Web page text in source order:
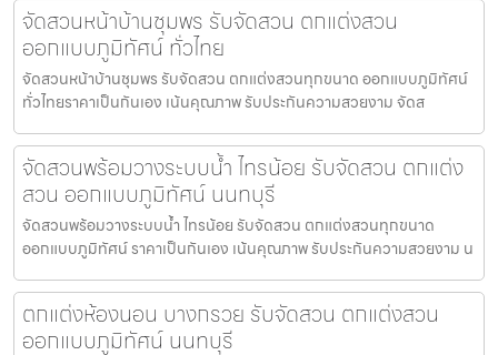
จัดสวนหน้าบ้านชุมพร รับจัดสวน ตกแต่งสวน
ออกแบบภูมิทัศน์ ทั่วไทย
จัดสวนหน้าบ้านชุมพร รับจัดสวน ตกแต่งสวนทุกขนาด ออกแบบภูมิทัศน์
ทั่วไทยราคาเป็นกันเอง เน้นคุณภาพ รับประกันความสวยงาม จัดส
จัดสวนพร้อมวางระบบน้ำ ไทรน้อย รับจัดสวน ตกแต่ง
สวน ออกแบบภูมิทัศน์ นนทบุรี
จัดสวนพร้อมวางระบบน้ำ ไทรน้อย รับจัดสวน ตกแต่งสวนทุกขนาด
ออกแบบภูมิทัศน์ ราคาเป็นกันเอง เน้นคุณภาพ รับประกันความสวยงาม น
ตกแต่งห้องนอน บางกรวย รับจัดสวน ตกแต่งสวน
ออกแบบภูมิทัศน์ นนทบุรี